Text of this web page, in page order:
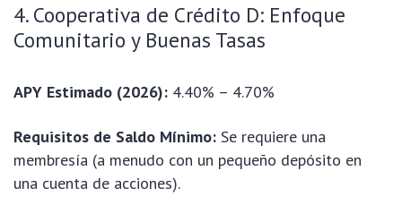
4. Cooperativa de Crédito D: Enfoque
Comunitario y Buenas Tasas
APY Estimado (2026): 4.40% – 4.70%
Requisitos de Saldo Mínimo: Se requiere una
membresía (a menudo con un pequeño depósito en
una cuenta de acciones).